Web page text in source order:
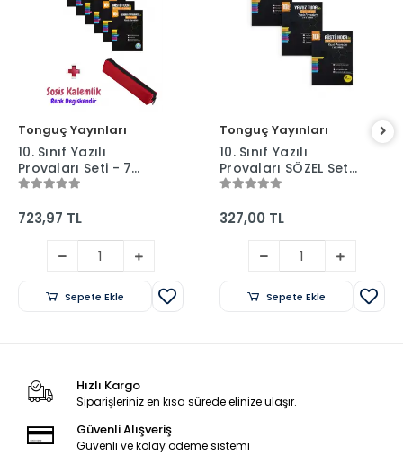
Tonguç Yayınları
10. Sınıf Yazılı
Provaları Seti - 7
Kitap 1 ve 2. Dönem
Kutusu
723,97 TL
Sepete Ekle
Tonguç Yayınları
10. Sınıf Yazılı
Provaları SÖZEL Set
- 3 Kitap 1 ve 2.
Yayınları
327,00 TL
Sepete Ekle
Hızlı Kargo
Siparişleriniz en kısa sürede elinize ulaşır.
Güvenli Alışveriş
Güvenli ve kolay ödeme sistemi